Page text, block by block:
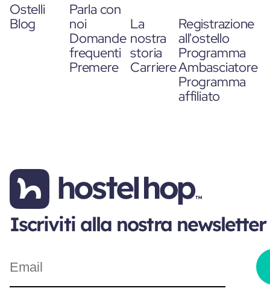
Ostelli
Blog
Parla con
noi
Domande
frequenti
Premere
La
nostra
storia
Carriere
Registrazione
all'ostello
Programma
Ambasciatore
Programma
affiliato
Iscriviti alla nostra newsletter